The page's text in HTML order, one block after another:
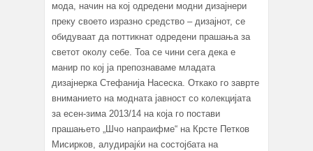
мода, начин на кој одредени модни дизајнери
преку своето изразно средство – дизајнот, се
обидуваат да поттикнат одредени прашања за
светот околу себе. Тоа се чини сега дека е
манир по кој ја препознаваме младата
дизајнерка Стефанија Насеска. Откако го заврте
вниманието на модната јавност со колекцијата
за есен-зима 2013/14 на која го постави
прашањето „Шчо напраифме“ на Крсте Петков
Мисирков, алудирајќи на состојбата на